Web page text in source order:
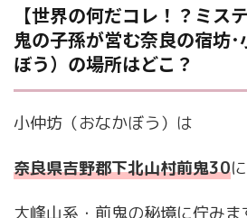
【世界の何だコレ！？ミス
鬼の子孫が営む奈良の宿坊
ぼう）の場所はどこ？
小仲坊（おなかぼう）は
奈良県吉野郡下北山村前鬼30
大峰山系・前鬼の秘境に佇みま